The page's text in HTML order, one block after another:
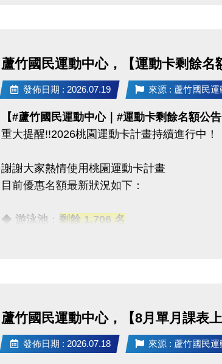
08/03-08/10 #舊生原班續報
使用APP享9折優惠（部分課程無折扣），臨
舊生們享有優先報名的期間，千萬別錯過！
【舊生定義】
且開班成功，無中途退費之學員
APP報名享95折優惠
同一人報名兩門以上 → 9折優惠
蘆竹國民運動中心，【運動卡剩餘名
發佈日期 : 2026.07.19 來源 : 蘆竹國民運
【#蘆竹國民運動中心｜#運動卡剩餘名額公告
重大提醒!!2026桃園運動卡計畫持續進行中！
謝謝大家熱情使用桃園運動卡計畫
目前優惠名額最新狀況如下：
◆ 游泳池 ： 剩餘 1,706 名
連絡資訊
-洽詢專線：03-2639066 #112
-官網 : https://www.lzsports.com.tw/zh_TW/
蘆竹國民運動中心，【8月單月課表上
發佈日期 : 2026.07.18 來源 : 蘆竹國民運